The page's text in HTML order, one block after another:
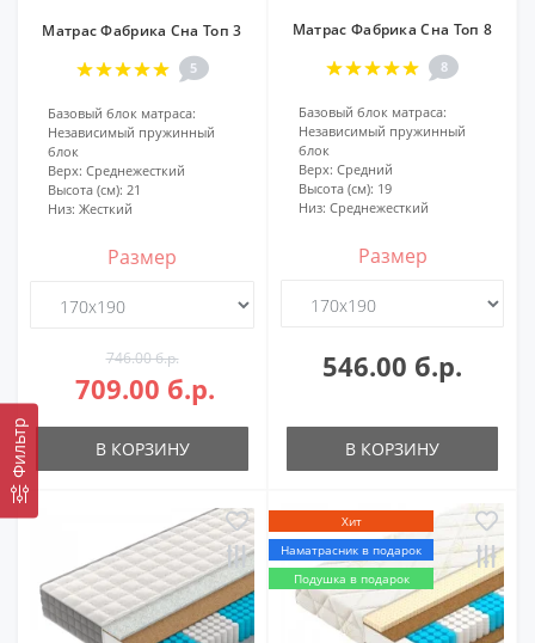
Фильтр
Матрас Фабрика Сна Топ 3
5
Базовый блок матраса:
Независимый пружинный
блок
Верх: Среднежесткий
Высота (см): 21
Низ: Жесткий
Размер
746.00 б.р.
709.00 б.р.
В КОРЗИНУ
Матрас Фабрика Сна Топ 8
8
Базовый блок матраса:
Независимый пружинный
блок
Верх: Средний
Высота (см): 19
Низ: Среднежесткий
Размер
546.00 б.р.
В КОРЗИНУ
Хит
Наматрасник в подарок
Подушка в подарок